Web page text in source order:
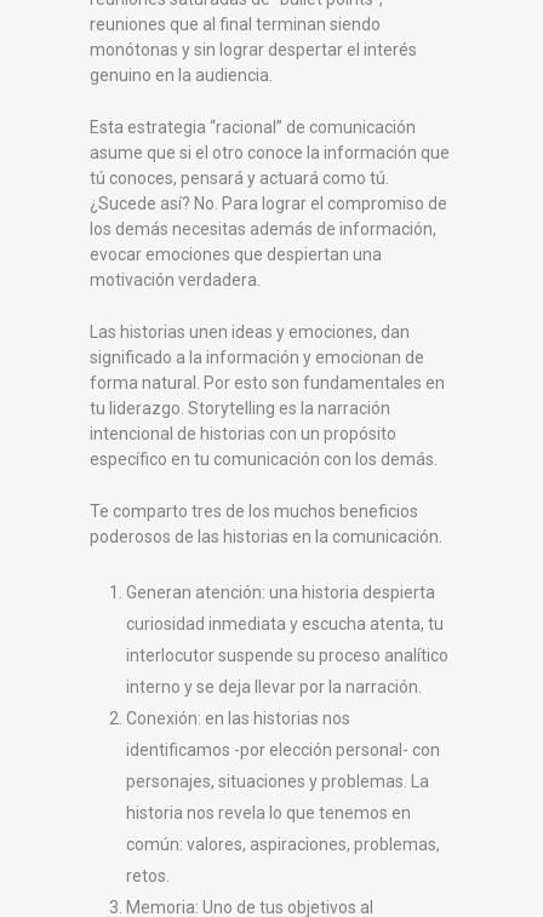
reuniones que al final terminan siendo
monótonas y sin lograr despertar el interés
genuino en la audiencia.
Esta estrategia “racional” de comunicación
asume que si el otro conoce la información que
tú conoces, pensará y actuará como tú.
¿Sucede así? No. Para lograr el compromiso de
los demás necesitas además de información,
evocar emociones que despiertan una
motivación verdadera.
Las historias unen ideas y emociones, dan
significado a la información y emocionan de
forma natural. Por esto son fundamentales en
tu liderazgo. Storytelling es la narración
intencional de historias con un propósito
específico en tu comunicación con los demás.
Te comparto tres de los muchos beneficios
poderosos de las historias en la comunicación.
Generan atención: una historia despierta
curiosidad inmediata y escucha atenta, tu
interlocutor suspende su proceso analítico
interno y se deja llevar por la narración.
Conexión: en las historias nos
identificamos -por elección personal- con
personajes, situaciones y problemas. La
historia nos revela lo que tenemos en
común: valores, aspiraciones, problemas,
retos.
Memoria: Uno de tus objetivos al